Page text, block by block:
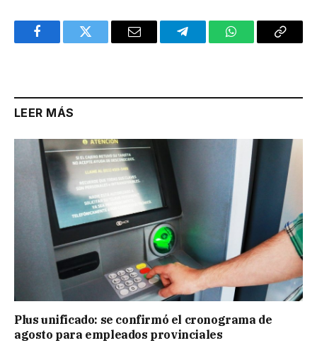
FacebookTwitter Email TelegramWhatsAppCopy
LEER MÁS
Plus unificado: se confirmó el cronograma de
agosto para empleados provinciales